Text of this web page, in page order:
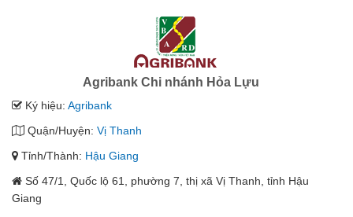
Agribank Chi nhánh Hỏa Lựu
Ký hiệu: Agribank
Quận/Huyện: Vị Thanh
Tỉnh/Thành: Hậu Giang
Số 47/1, Quốc lộ 61, phường 7, thị xã Vị Thanh, tỉnh Hậu
Giang